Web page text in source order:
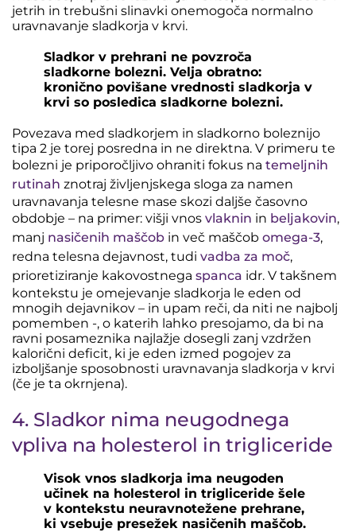
jetrih in trebušni slinavki onemogoča normalno
uravnavanje sladkorja v krvi.
Sladkor v prehrani ne povzroča
sladkorne bolezni. Velja obratno:
kronično povišane vrednosti sladkorja v
krvi so posledica sladkorne bolezni.
Povezava med sladkorjem in sladkorno boleznijo
tipa 2 je torej posredna in ne direktna. V primeru te
bolezni je priporočljivo ohraniti fokus na temeljnih
rutinah znotraj življenjskega sloga za namen
uravnavanja telesne mase skozi daljše časovno
obdobje – na primer: višji vnos vlaknin in beljakovin,
manj nasičenih maščob in več maščob omega-3,
redna telesna dejavnost, tudi vadba za moč,
prioretiziranje kakovostnega spanca idr. V takšnem
kontekstu je omejevanje sladkorja le eden od
mnogih dejavnikov – in upam reči, da niti ne najbolj
pomemben -, o katerih lahko presojamo, da bi na
ravni posameznika najlažje dosegli zanj vzdržen
kalorični deficit, ki je eden izmed pogojev za
izboljšanje sposobnosti uravnavanja sladkorja v krvi
(če je ta okrnjena).
4. Sladkor nima neugodnega
vpliva na holesterol in trigliceride
Visok vnos sladkorja ima neugoden
učinek na holesterol in trigliceride šele
v kontekstu neuravnotežene prehrane,
ki vsebuje presežek nasičenih maščob.